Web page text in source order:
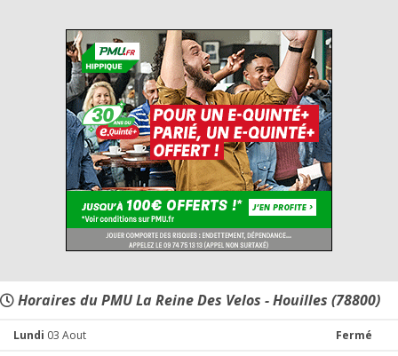
Horaires du PMU La Reine Des Velos - Houilles (78800)
Lundi 03 Aout Fermé